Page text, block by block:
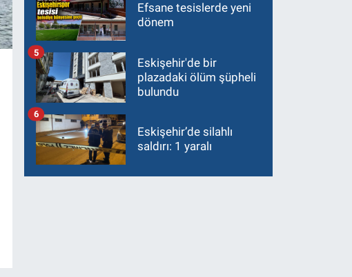
Efsane tesislerde yeni
dönem
Eskişehir'de bir
plazadaki ölüm şüpheli
bulundu
5
Eskişehir’de silahlı
saldırı: 1 yaralı
6